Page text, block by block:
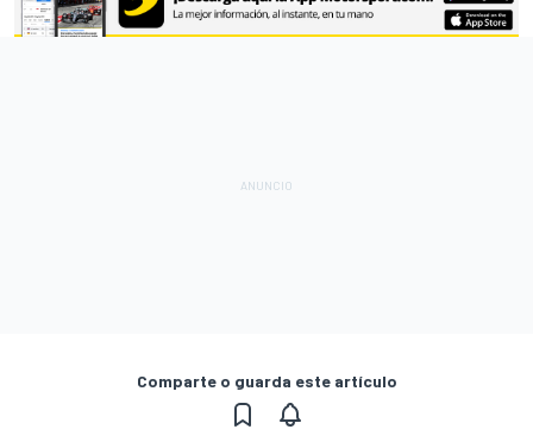
Comparte o guarda este artículo